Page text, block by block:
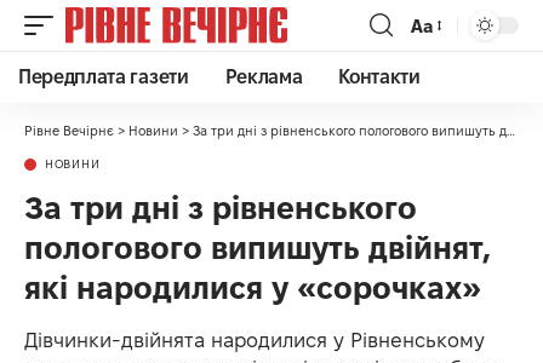
Аа
Передплата газети Реклама Контакти
Рівне Вечірнє > Новини > За три дні з рівненського пологового випишуть двійнят, які народилися у «сорочках»
НОВИНИ
За три дні з рівненського
пологового випишуть двійнят,
які народилися у «сорочках»
Дівчинки-двійнята народилися у Рівненському